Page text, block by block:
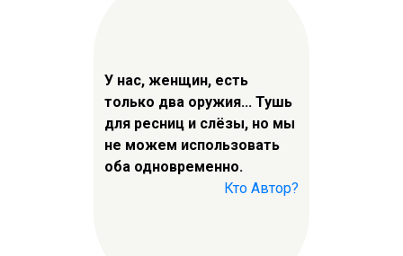
У нас, женщин, есть
только два оружия... Тушь
для ресниц и слёзы, но мы
не можем использовать
оба одновременно.
Кто Автор?